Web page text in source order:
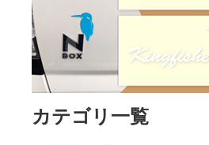
カテゴリ一覧